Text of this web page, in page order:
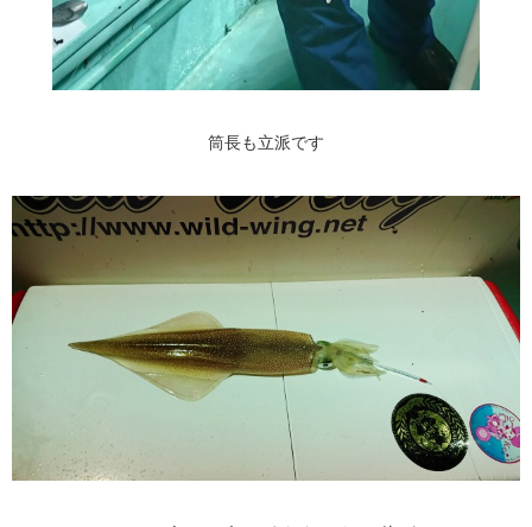
筒長も立派です